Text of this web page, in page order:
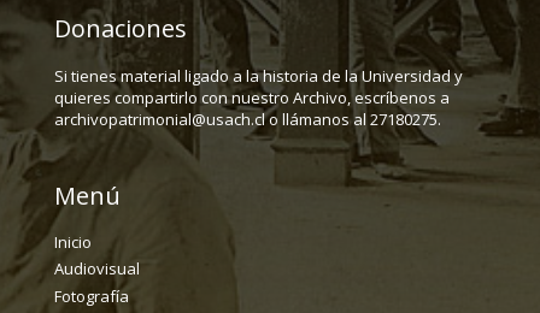
Donaciones
Si tienes material ligado a la historia de la Universidad y
quieres compartirlo con nuestro Archivo, escríbenos a
archivopatrimonial@usach.cl o llámanos al 27180275.
Menú
Inicio
Audiovisual
Fotografía